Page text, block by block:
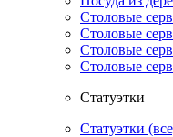
Столовые
Столовые
Столовые
Столовые
Статуэтки
Статуэтки